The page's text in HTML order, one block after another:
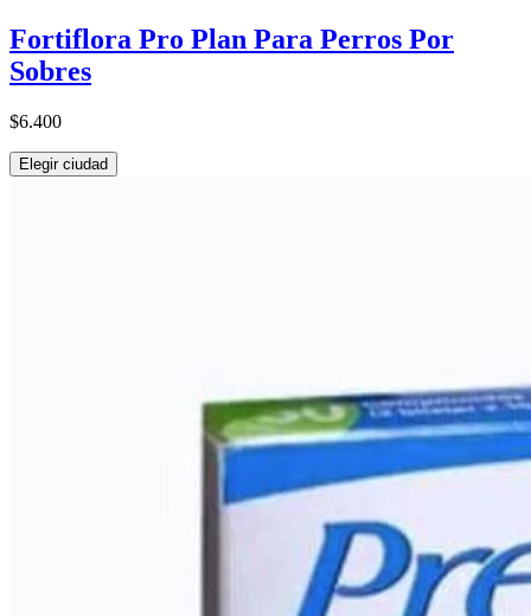
Fortiflora Pro Plan Para Perros Por
Sobres
$6.400
Elegir ciudad